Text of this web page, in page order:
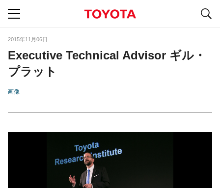
2015年11月06日
Executive Technical Advisor ギル・
プラット
画像